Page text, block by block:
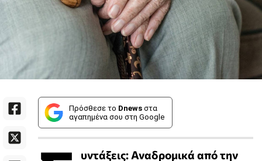
Πρόσθεσε το Dnews στα
αγαπημένα σου στη Google
υντάξεις: Αναδρομικά από την